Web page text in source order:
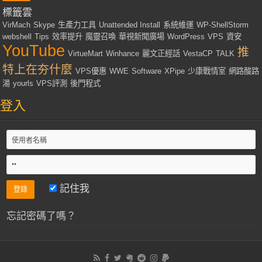
標籤雲
VirMach Skype 生產力工具 Unattended Install 系統維運 WP-ShellStorm
webshell
Tips 效率提升 魔靈召喚 華視新聞廣場 WordPress VPS 資安
YouTube VirtueMart Winhance 麗文正經話 VestaCP TALK 推
特上在夯什麼 VPS優惠 WWE Software XPipe 少康戰情室 網路酸路
湯 yourls VPS評測 後門程式
登入
記住我
忘記密碼了嗎？